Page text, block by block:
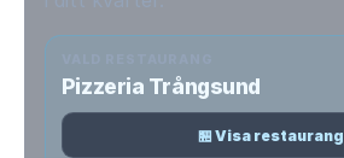
Pizzeria Trångsund
🏪 Visa restaurang